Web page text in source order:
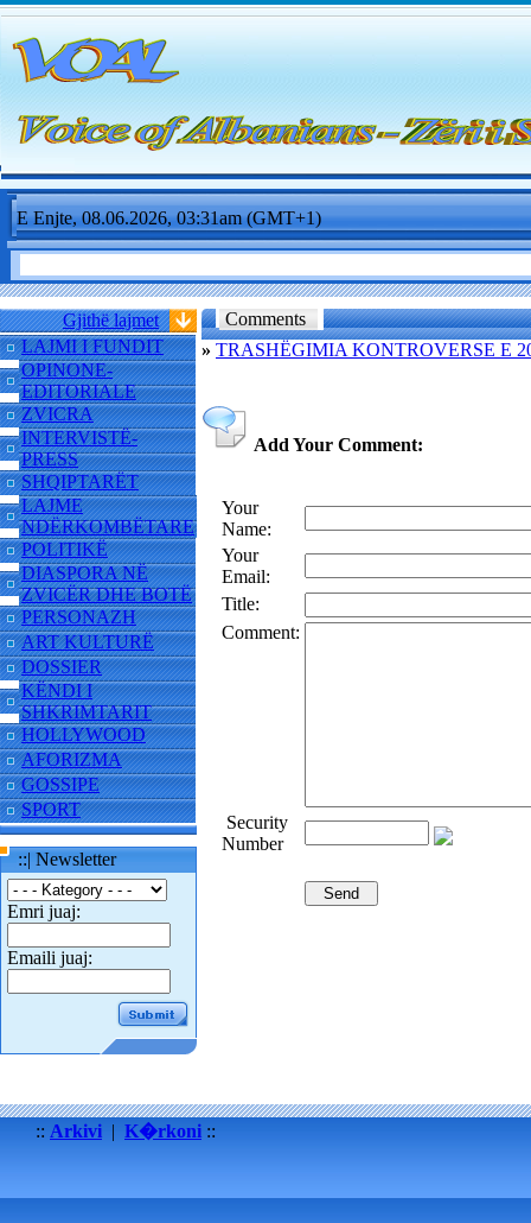
E Enjte, 08.06.2026, 03:31am (GMT+1)
Gjithë lajmet
LAJMI I FUNDIT
OPINONE-
EDITORIALE
ZVICRA
INTERVISTË-
PRESS
SHQIPTARËT
LAJME
NDËRKOMBËTARE
POLITIKË
DIASPORA NË
ZVICËR DHE BOTË
PERSONAZH
ART KULTURË
DOSSIER
KËNDI I
SHKRIMTARIT
HOLLYWOOD
AFORIZMA
GOSSIPE
SPORT
::| Newsletter
Emri juaj:
Emaili juaj:
Comments
» TRASHËGIMIA KONTROVERSE E
Add Your Comment:
Your
Name:
Your
Email:
Title:
Comment:
Security
Number
:: Arkivi | K�rkoni ::